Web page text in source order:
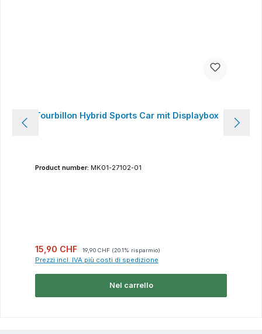
Tourbillon Hybrid Sports Car mit Displaybox
Product number: MK01-27102-01
Prezzo di vendita:
15,90 CHF 19,90 CHF (20.1% risparmio)
Prezzi incl. IVA più costi di spedizione
Nel carrello